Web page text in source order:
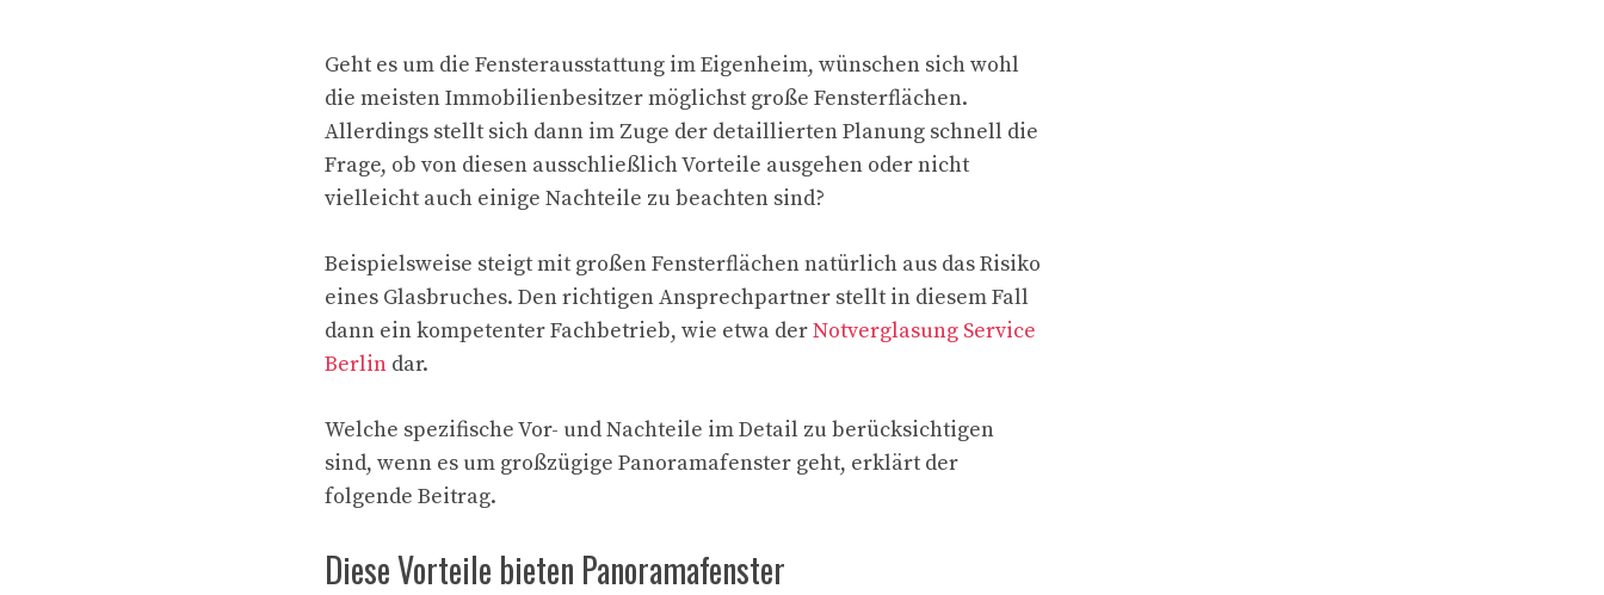
Geht es um die Fensterausstattung im Eigenheim, wünschen sich wohl
die meisten Immobilienbesitzer möglichst große Fensterflächen.
Allerdings stellt sich dann im Zuge der detaillierten Planung schnell die
Frage, ob von diesen ausschließlich Vorteile ausgehen oder nicht
vielleicht auch einige Nachteile zu beachten sind?
Beispielsweise steigt mit großen Fensterflächen natürlich aus das Risiko
eines Glasbruches. Den richtigen Ansprechpartner stellt in diesem Fall
dann ein kompetenter Fachbetrieb, wie etwa derNotverglasung Service
Berlin dar.
Welche spezifische Vor- und Nachteile im Detail zu berücksichtigen
sind, wenn es um großzügige Panoramafenster geht, erklärt der
folgende Beitrag.
Diese Vorteile bieten Panoramafenster